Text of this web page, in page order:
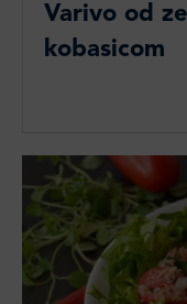
Varivo od
kobasicom